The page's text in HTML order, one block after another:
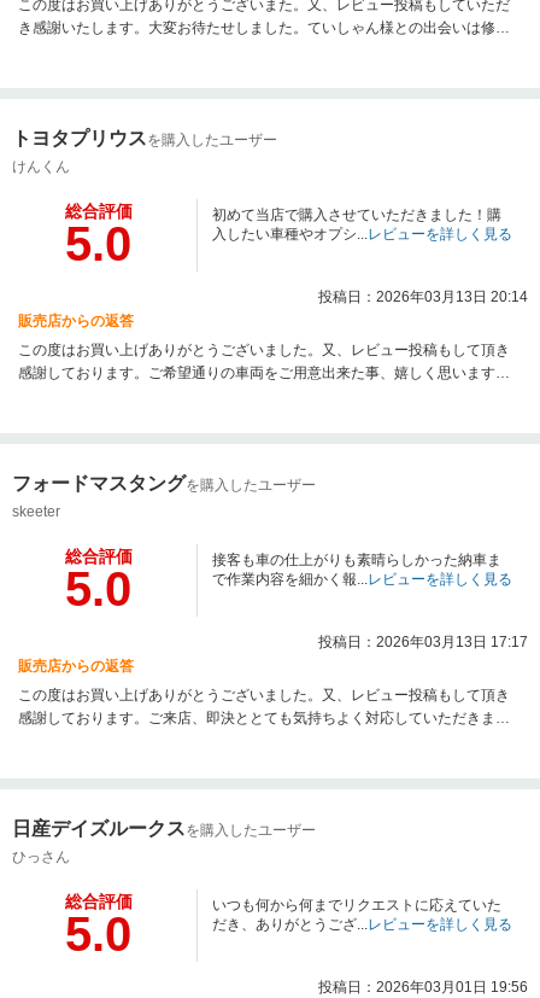
この度はお買い上げありがとうございまた。又、レビュー投稿もしていただ
き感謝いたします。大変お待たせしました。ていしゃん様との出会いは修理
ていただきスムーズにお取引出来ました。勿論、滋賀に来た際は是非お立ち
納車おめでとうございます！素敵なHiLifeを☆
トヨタプリウスを購入したユーザー
けんくん
総合評価
5.0
初めて当店で購入させていただきました！購
入したい車種やオプシ...レビューを詳しく見る
投稿日：2026年03月13日 20:14
販売店からの返答
この度はお買い上げありがとうございました。又、レビュー投稿もして頂き
感謝しております。ご希望通りの車両をご用意出来た事、嬉しく思います。
素敵なHiLifeを☆
フォードマスタングを購入したユーザー
skeeter
総合評価
5.0
接客も車の仕上がりも素晴らしかった納車ま
で作業内容を細かく報...レビューを詳しく見る
投稿日：2026年03月13日 17:17
販売店からの返答
この度はお買い上げありがとうございました。又、レビュー投稿もして頂き
感謝しております。ご来店、即決ととても気持ちよく対応していただきまし
応させていただきます。また何時でも遊びに来て下さい。今後もよろしくお
☆
日産デイズルークスを購入したユーザー
ひっさん
総合評価
5.0
いつも何から何までリクエストに応えていた
だき、ありがとうござ...レビューを詳しく見る
投稿日：2026年03月01日 19:56